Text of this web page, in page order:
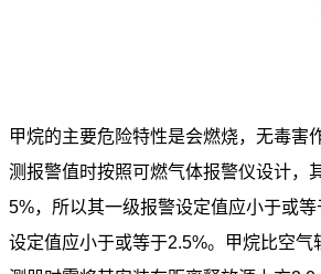
甲烷的主要危险特性是会燃烧，无毒害
测报警值时按照可燃气体报警仪设计，
5%，所以其一级报警设定值应小于或
设定值应小于或等于2.5%。甲烷比空气